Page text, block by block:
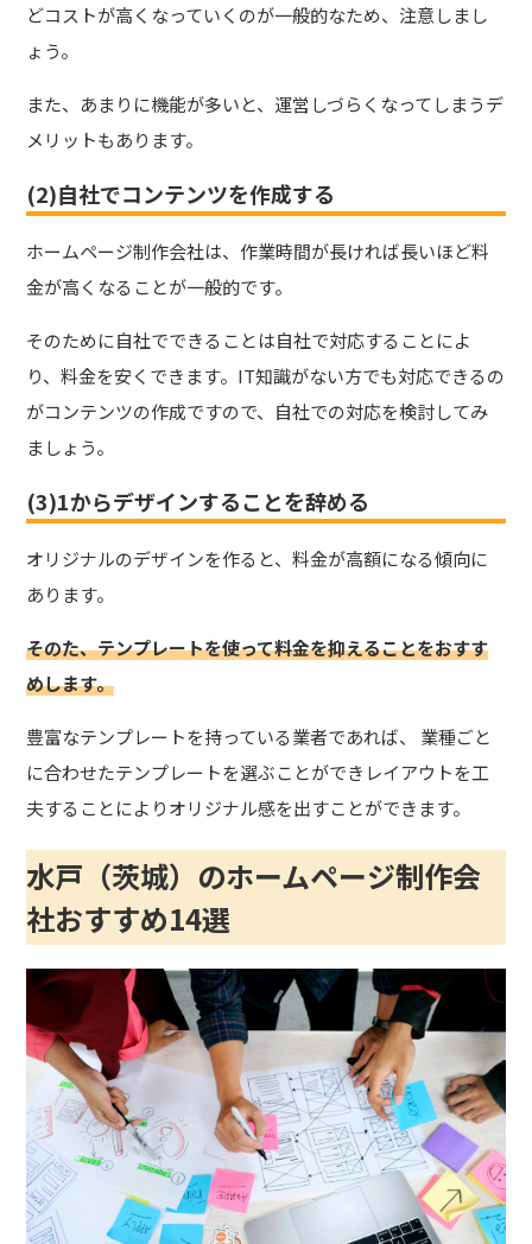
どコストが高くなっていくのが一般的なため、注意しまし
ょう。
また、あまりに機能が多いと、運営しづらくなってしまうデ
メリットもあります。
(2)自社でコンテンツを作成する
ホームページ制作会社は、作業時間が長ければ長いほど料
金が高くなることが一般的です。
そのために自社でできることは自社で対応することによ
り、料金を安くできます。IT知識がない方でも対応できるの
がコンテンツの作成ですので、自社での対応を検討してみ
ましょう。
(3)1からデザインすることを辞める
オリジナルのデザインを作ると、料金が高額になる傾向に
あります。
そのた、テンプレートを使って料金を抑えることをおすす
めします。
豊富なテンプレートを持っている業者であれば、 業種ごと
に合わせたテンプレートを選ぶことができレイアウトを工
夫することによりオリジナル感を出すことができます。
水戸（茨城）のホームページ制作会
社おすすめ14選